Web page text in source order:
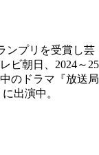
ンプリを受賞し芸
ビ朝日、2024～25
のドラマ『放送局
出演中。